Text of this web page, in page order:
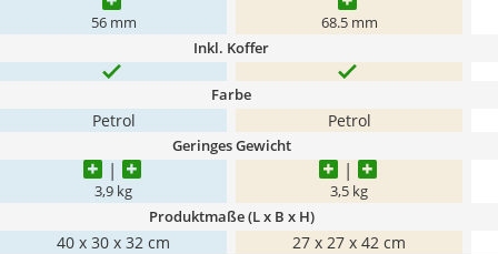
56 mm 68.5 mm
Inkl. Koffer
Farbe
Petrol Petrol
Geringes Gewicht
3,9 kg 3,5 kg
Produktmaße (L x B x H)
40 x 30 x 32 cm
‎27 x 27 x 42 cm